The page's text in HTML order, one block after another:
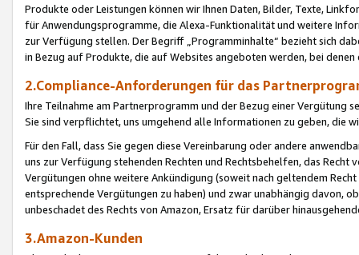
Produkte oder Leistungen können wir Ihnen Daten, Bilder, Texte,
für Anwendungsprogramme, die Alexa-Funktionalität und weitere
zur Verfügung stellen. Der Begriff „Programminhalte“ bezieht sich
in Bezug auf Produkte, die auf Websites angeboten werden, bei
2.Compliance-Anforderungen für das
Ihre Teilnahme am Partnerprogramm und der Bezug einer Vergütung
Sie sind verpflichtet, uns umgehend alle Informationen zu geben, die
Für den Fall, dass Sie gegen diese Vereinbarung oder andere
uns zur Verfügung stehenden Rechten und Rechtsbehelfen, das
Vergütungen ohne weitere Ankündigung (soweit nach geltendem
entsprechende Vergütungen zu haben) und zwar unabhängig davon,
unbeschadet des Rechts von Amazon, Ersatz für darüber
3.Amazon-Kunden